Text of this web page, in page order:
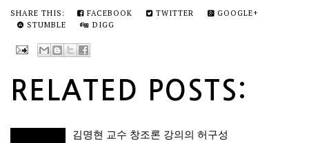
SHARE THIS: FACEBOOK TWITTER
GOOGLE+
STUMBLE
DIGG
RELATED POSTS:
김명현 교수 창조론 강의의 허구성